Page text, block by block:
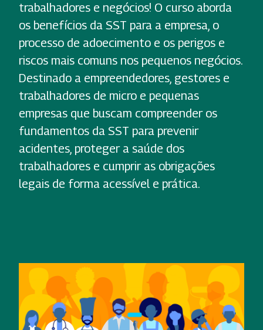
trabalhadores e negócios! O curso aborda
os benefícios da SST para a empresa, o
processo de adoecimento e os perigos e
riscos mais comuns nos pequenos negócios.
Destinado a empreendedores, gestores e
trabalhadores de micro e pequenas
empresas que buscam compreender os
fundamentos da SST para prevenir
acidentes, proteger a saúde dos
trabalhadores e cumprir as obrigações
legais de forma acessível e prática.